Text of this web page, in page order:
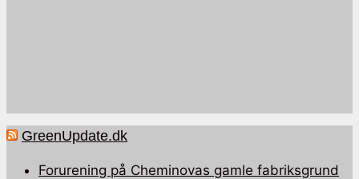
GreenUpdate.dk
Forurening på Cheminovas gamle fabriksgrund